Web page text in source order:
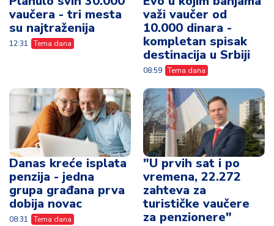
vaučera - tri mesta
su najtraženija
12:31 Tema dana
važi vaučer od
10.000 dinara -
kompletan spisak
destinacija u Srbiji
08:59 Tema dana
Danas kreće isplata
penzija - jedna
grupa građana prva
dobija novac
08:31 Tema dana
"U prvih sat i po
vremena, 22.272
zahteva za
turističke vaučere
za penzionere"